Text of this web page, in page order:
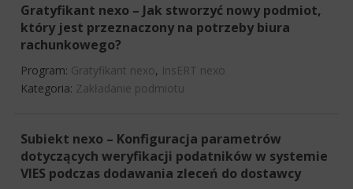
Gratyfikant nexo – Jak stworzyć nowy podmiot,
który jest przeznaczony na potrzeby biura
rachunkowego?
Program: Gratyfikant nexo, InsERT nexo
Kategoria: Zakładanie podmiotu
Subiekt nexo – Konfiguracja parametrów
dotyczących weryfikacji podatników w systemie
VIES podczas dodawania zleceń do dostawcy